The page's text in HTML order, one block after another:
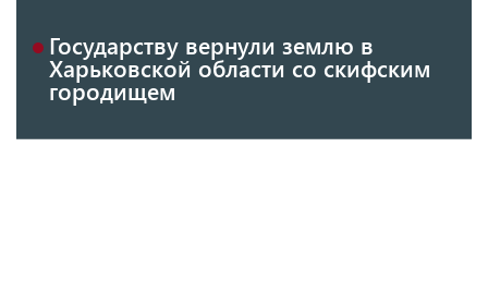
Государству вернули землю в
Харьковской области со скифским
городищем